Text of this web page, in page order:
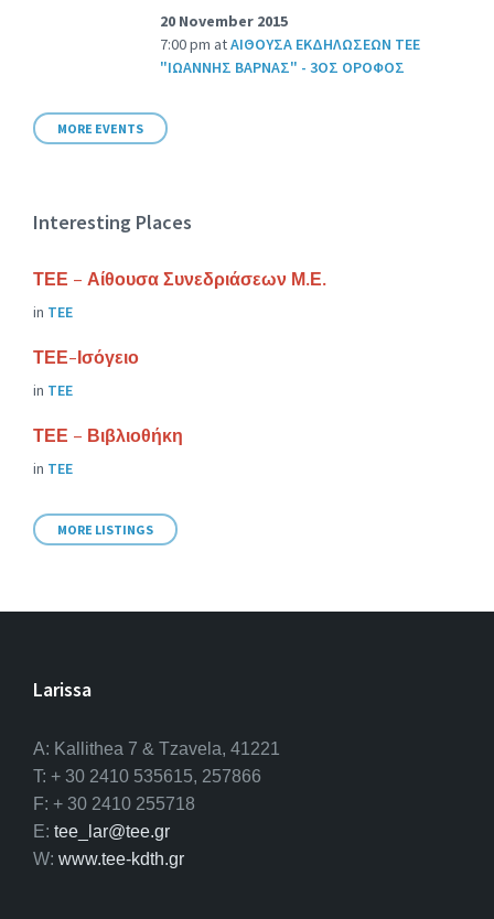
20 November 2015
7:00 pm atΑΙΘΟΥΣΑ ΕΚΔΗΛΩΣΕΩΝ ΤΕΕ
"ΙΩΑΝΝΗΣ ΒΑΡΝΑΣ" - 3ΟΣ ΟΡΟΦΟΣ
MORE EVENTS
Interesting Places
ΤΕΕ – Αίθουσα Συνεδριάσεων Μ.Ε.
in ΤΕΕ
ΤΕΕ-Ισόγειο
in ΤΕΕ
ΤΕΕ – Βιβλιοθήκη
in ΤΕΕ
MORE LISTINGS
Larissa
A: Kallithea 7 & Tzavela, 41221
T: + 30 2410 535615, 257866
F: + 30 2410 255718
E: tee_lar@tee.gr
W: www.tee-kdth.gr